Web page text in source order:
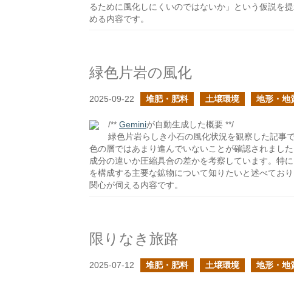
るために風化しにくいのではないか」という仮説を
める内容です。
緑色片岩の風化
2025-09-22 堆肥・肥料 土壌環境 地形・地
/** Geminiが自動生成した概要 **/
緑色片岩らしき小石の風化状況を観察した記事
色の層ではあまり進んでいないことが確認されまし
成分の違いか圧縮具合の差かを考察しています。特
を構成する主要な鉱物について知りたいと述べてお
関心が伺える内容です。
限りなき旅路
2025-07-12 堆肥・肥料 土壌環境 地形・地